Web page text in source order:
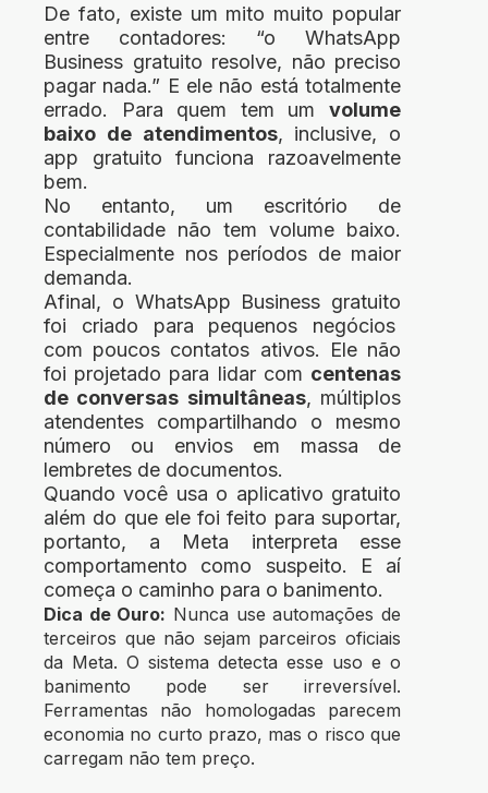
De fato, existe um mito muito popular
entre contadores: “o WhatsApp
Business gratuito resolve, não preciso
pagar nada.” E ele não está totalmente
errado. Para quem tem um volume
baixo de atendimentos, inclusive, o
app gratuito funciona razoavelmente
bem.
No entanto, um escritório de
contabilidade não tem volume baixo.
Especialmente nos períodos de maior
demanda.
Afinal, o WhatsApp Business gratuito
foi criado para pequenos negócios
com poucos contatos ativos. Ele não
foi projetado para lidar com centenas
de conversas simultâneas, múltiplos
atendentes compartilhando o mesmo
número ou envios em massa de
lembretes de documentos.
Quando você usa o aplicativo gratuito
além do que ele foi feito para suportar,
portanto, a Meta interpreta esse
comportamento como suspeito. E aí
começa o caminho para o banimento.
Dica de Ouro: Nunca use automações de
terceiros que não sejam parceiros oficiais
da Meta. O sistema detecta esse uso e o
banimento pode ser irreversível.
Ferramentas não homologadas parecem
economia no curto prazo, mas o risco que
carregam não tem preço.